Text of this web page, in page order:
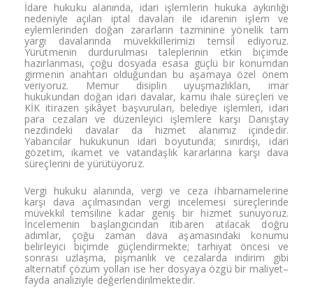
İdare hukuku alanında, idari işlemlerin hukuka aykırılığı
nedeniyle açılan iptal davaları ile idarenin işlem ve
eylemlerinden doğan zararların tazminine yönelik tam
yargı davalarında müvekkillerimizi temsil ediyoruz.
Yürütmenin durdurulması taleplerinin etkin biçimde
hazırlanması, çoğu dosyada esasa güçlü bir konumdan
girmenin anahtarı olduğundan bu aşamaya özel önem
veriyoruz. Memur disiplin uyuşmazlıkları, imar
hukukundan doğan idari davalar, kamu ihale süreçleri ve
KİK itirazen şikâyet başvuruları, belediye işlemleri, idari
para cezaları ve düzenleyici işlemlere karşı Danıştay
nezdindeki davalar da hizmet alanımız içindedir.
Yabancılar hukukunun idari boyutunda; sınırdışı, idari
gözetim, ikamet ve vatandaşlık kararlarına karşı dava
süreçlerini de yürütüyoruz.
Vergi hukuku alanında, vergi ve ceza ihbarnamelerine
karşı dava açılmasından vergi incelemesi süreçlerinde
müvekkil temsiline kadar geniş bir hizmet sunuyoruz.
İncelemenin başlangıcından itibaren atılacak doğru
adımlar, çoğu zaman dava aşamasındaki konumu
belirleyici biçimde güçlendirmekte; tarhiyat öncesi ve
sonrası uzlaşma, pişmanlık ve cezalarda indirim gibi
alternatif çözüm yolları ise her dosyaya özgü bir maliyet–
fayda analiziyle değerlendirilmektedir.